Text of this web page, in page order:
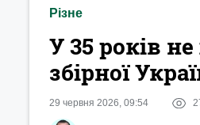
Різне
У 35 років
збірної
29 червня 2026, 09:54